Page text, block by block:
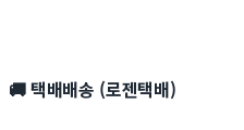
🚚택배배송 (로젠택배)